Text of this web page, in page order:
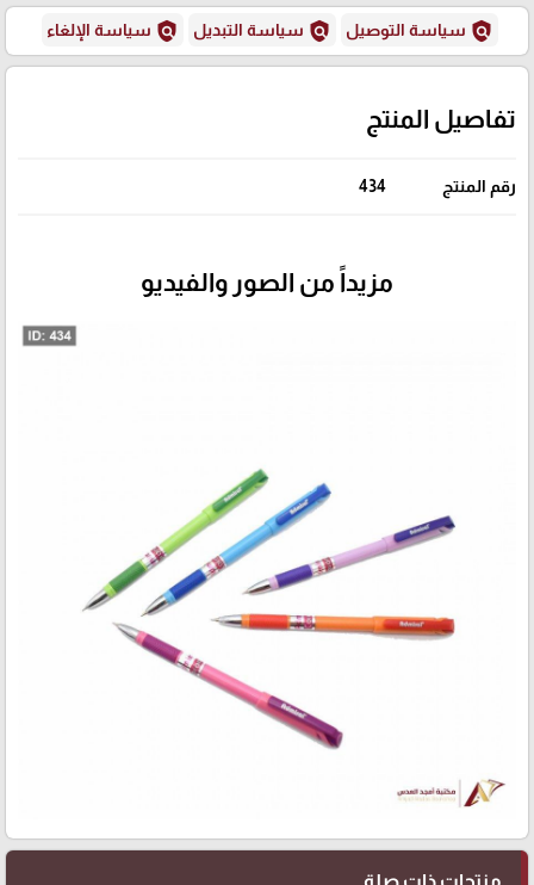
policy سياسة التوصيل policy سياسة التبديل policy سياسة الإلغاء
تفاصيل المنتج
رقم المنتج 434
مزيداً من الصور والفيديو
منتجات ذات صلة